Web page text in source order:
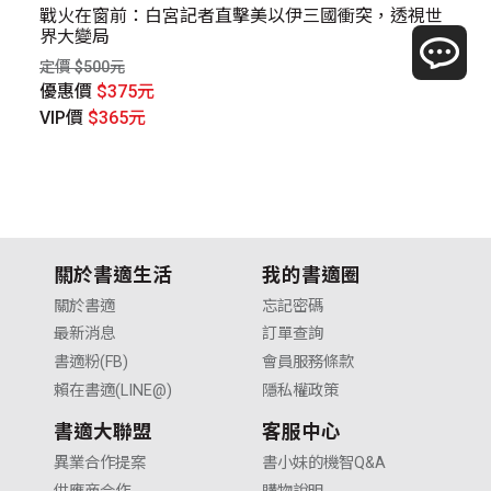
戰火在窗前：白宮記者直擊美以伊三國衝突，透視世
界大變局
定價 $500元
優惠價 $375元
VIP價 $365元
關於書適生活
關於書適
最新消息
書適粉(FB)
賴在書適(LINE@)
我的書適圈
忘記密碼
訂單查詢
會員服務條款
隱私權政策
書適大聯盟
異業合作提案
客服中心
書小妹的機智Q&A